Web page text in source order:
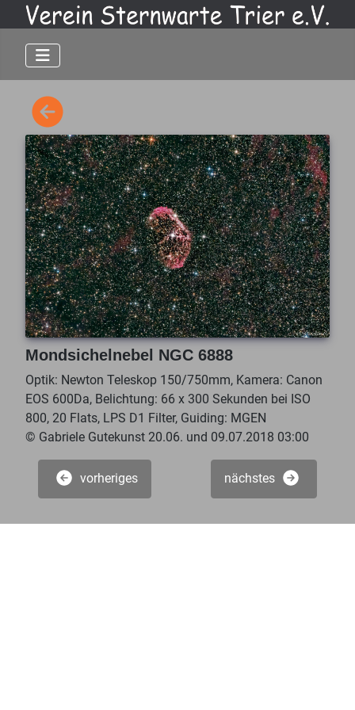
Mondsichelnebel NGC 6888
Optik: Newton Teleskop 150/750mm, Kamera: Canon
EOS 600Da, Belichtung: 66 x 300 Sekunden bei ISO
800, 20 Flats, LPS D1 Filter, Guiding: MGEN
© Gabriele Gutekunst 20.06. und 09.07.2018 03:00
vorheriges nächstes